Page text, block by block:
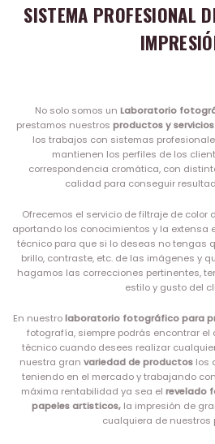
SISTEMA PROFESIONAL
No solo somos un Laboratorio
prestamos nuestros productos y servicios
los trabajos con sistemas
mantienen los perfiles de los
correspondencia cromática, con
calidad para conseguir
Ofrecemos el servicio de filtraje de color
aportando los conocimientos y la extensa
técnico para que si lo deseas no tengas
brillo, contraste, etc. de las imágenes y
hagamos las correcciones pertinentes,
estilo y gusto del
En nuestrolaboratorio fotográfico para
fotografía, siempre podrás encontrar el
técnico cuando desees realizar
nuestra gran variedad de productos los
teniendo en el mercado y trabajando
máxima rentabilidad ya sea el revelado
papeles artisticos, la impresión de
cualquiera de nuestros